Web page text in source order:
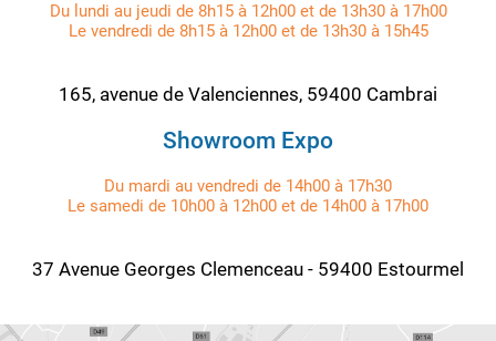
Du lundi au jeudi de 8h15 à 12h00 et de 13h30 à 17h00
Le vendredi de 8h15 à 12h00 et de 13h30 à 15h45
165, avenue de Valenciennes, 59400 Cambrai
Showroom Expo
Du mardi au vendredi de 14h00 à 17h30
Le samedi de 10h00 à 12h00 et de 14h00 à 17h00
37 Avenue Georges Clemenceau - 59400 Estourmel